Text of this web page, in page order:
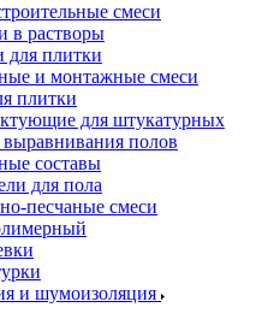
смеси
в растворы
для плитки
и монтажные смеси
плитки
для штукатурных
выравнивания полов
составы
для пола
песчаные смеси
и шумоизоляция